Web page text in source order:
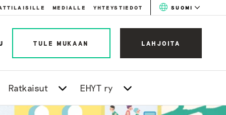
MEDIALLE YHTEYSTIEDOT SUOMI
TULE MUKAAN LAHJOITA
Ratkaisut EHYT ry